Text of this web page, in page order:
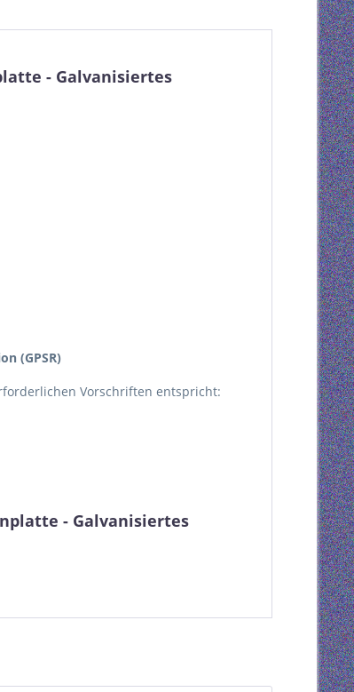
- Galvanisiertes
(GPSR)
Vorschriften entspricht:
- Galvanisiertes